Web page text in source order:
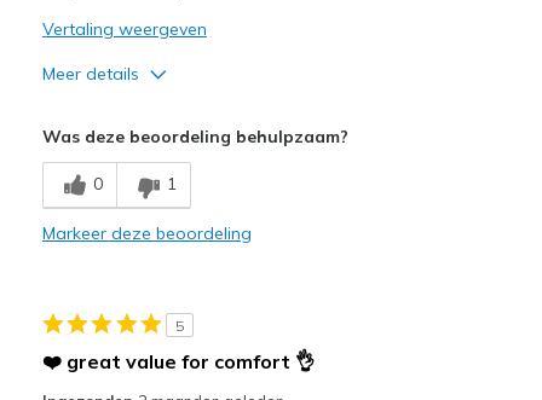
Vertaling weergeven
Meer details
Was deze beoordeling behulpzaam?
0 1
Markeer deze beoordeling
5
❤️ great value for comfort 👌